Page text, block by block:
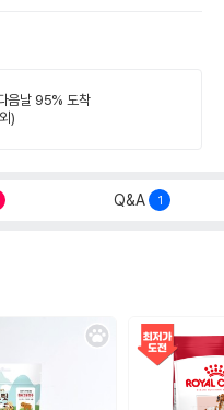
음날 95% 도착
)
Q&A 1